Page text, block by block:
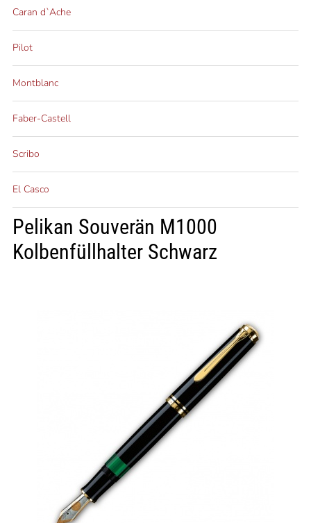
Caran d`Ache
Pilot
Montblanc
Faber-Castell
Scribo
El Casco
Pelikan Souverän M1000
Kolbenfüllhalter Schwarz